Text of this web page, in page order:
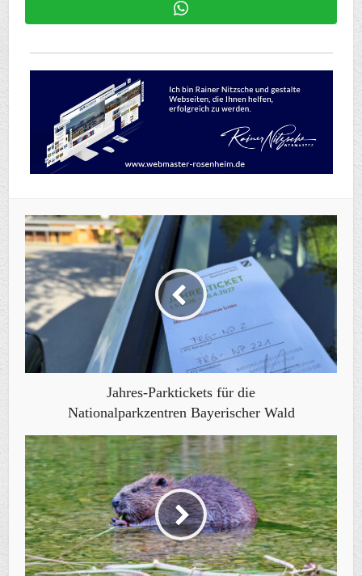
Jahres-Parktickets für die
Nationalparkzentren Bayerischer Wald